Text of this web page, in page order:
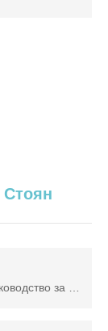
Стоян